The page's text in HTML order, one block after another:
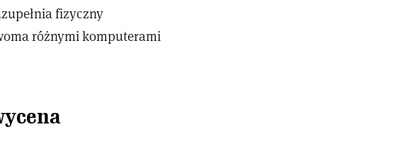
fizyczny
różnymi komputerami